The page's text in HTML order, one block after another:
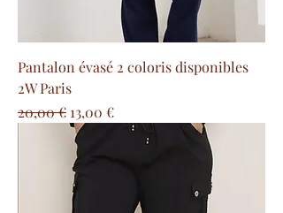
Pantalon évasé 2 coloris disponibles
2W Paris
Prezzo regolare
20,00 € Prezzo scontato
13,00 €